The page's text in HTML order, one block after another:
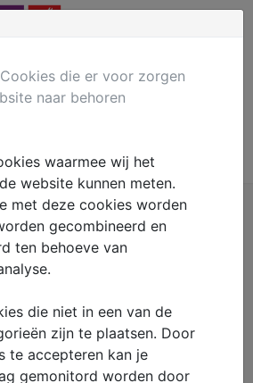
gratis advertentie